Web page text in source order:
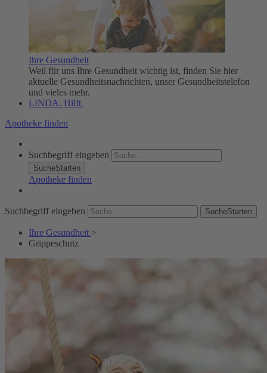
Ihre Gesundheit
Weil für uns Ihre Gesundheit wichtig ist, finden Sie hier
aktuelle Gesundheitsnachrichten, unser Gesundheitstelefon
und vieles mehr.
LINDA. Hilft.
Apotheke finden
Suchbegriff eingeben
SucheStarten
Apotheke finden
Suchbegriff eingeben SucheStarten
Ihre Gesundheit >
Grippeschutz